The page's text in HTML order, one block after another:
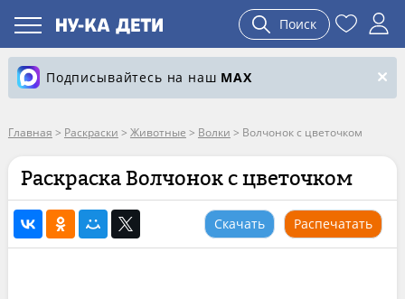
Поиск
Подписывайтесь на наш MAX
Главная > Раскраски > Животные > Волки > Волчонок с цветочком
Раскраска Волчонок с цветочком
Скачать Распечатать